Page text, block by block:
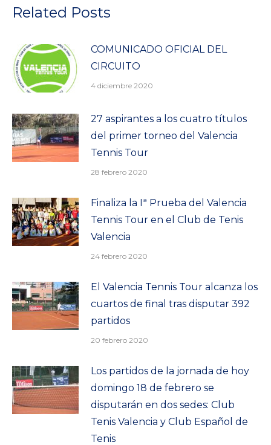
Related Posts
COMUNICADO OFICIAL DEL
CIRCUITO
4 diciembre 2020
27 aspirantes a los cuatro títulos
del primer torneo del Valencia
Tennis Tour
28 febrero 2020
Finaliza la Iª Prueba del Valencia
Tennis Tour en el Club de Tenis
Valencia
24 febrero 2020
El Valencia Tennis Tour alcanza los
cuartos de final tras disputar 392
partidos
20 febrero 2020
Los partidos de la jornada de hoy
domingo 18 de febrero se
disputarán en dos sedes: Club
Tenis Valencia y Club Español de
Tenis